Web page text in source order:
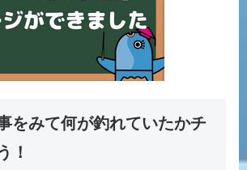
をみて何が釣れていたかチ
！